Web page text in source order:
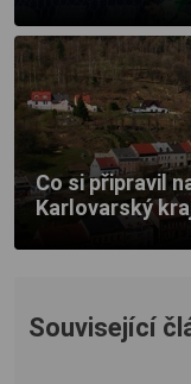
Co si připravil
Karlovarský
Související